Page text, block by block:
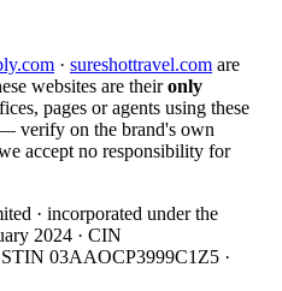
· sureshottravel.com are
websites are theironly
pages or agents using these
verify on the brand's own
accept no responsibility for
· incorporated under the
2024 · CIN
03AAOCP3999C1Z5 ·